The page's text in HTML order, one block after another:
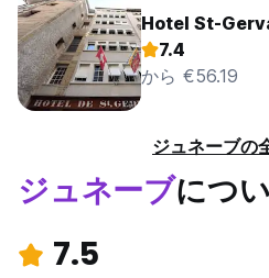
Hotel St-
7.4
から €56.19
ジュネーブの
ジュネーブにつ
7.5